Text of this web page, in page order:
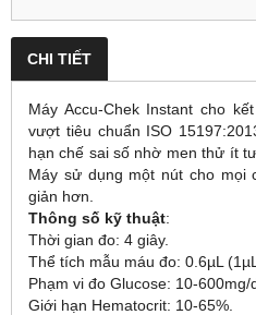
CHI TIẾT
Máy Accu-Chek Instant cho
vượt tiêu chuẩn ISO
hạn chế sai số nhờ men thử ít
Máy sử dụng một nút cho mọi
giản hơn.
Thông số kỹ thuật:
Thời gian đo: 4 giây.
Thể tích mẫu máu đo: 0.6µL
Phạm vi đo Glucose: 10-600mg/
Giới hạn Hematocrit: 10-65%.